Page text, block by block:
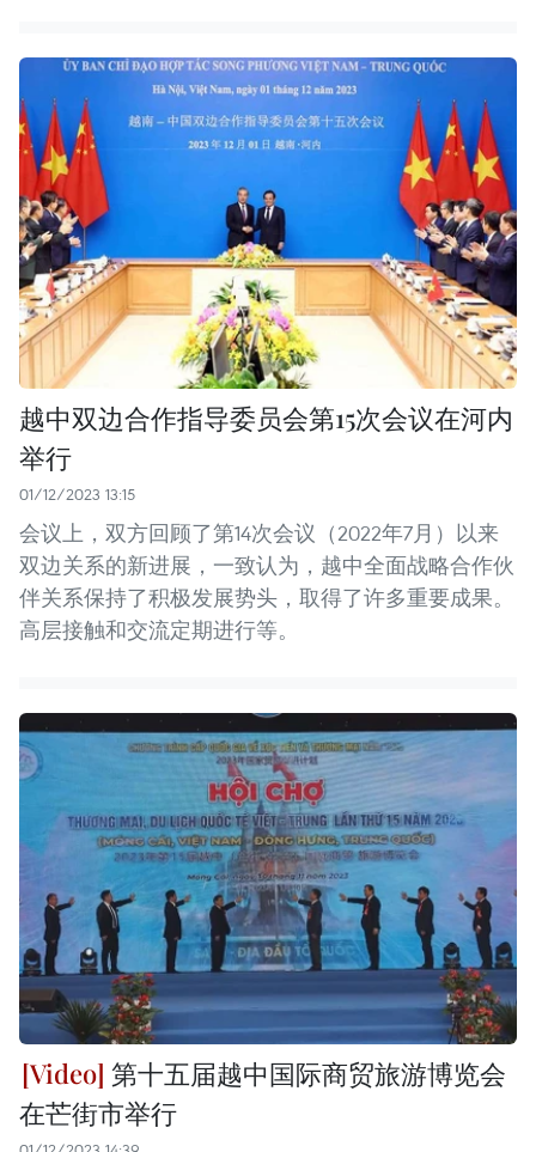
越中双边合作指导委员会第15次会议在河内
举行
01/12/2023 13:15
会议上，双方回顾了第14次会议（2022年7月）以来
双边关系的新进展，一致认为，越中全面战略合作伙
伴关系保持了积极发展势头，取得了许多重要成果。
高层接触和交流定期进行等。
第十五届越中国际商贸旅游博览会
在芒街市举行